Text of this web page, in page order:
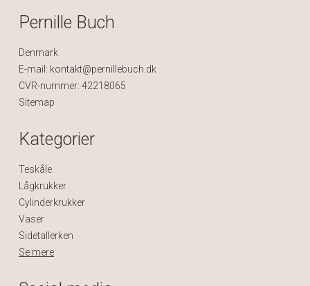
Pernille Buch
Denmark
E-mail : kontakt@pernillebuch.dk
CVR-nummer: 42218065
Sitemap
Kategorier
Teskåle
Lågkrukker
Cylinderkrukker
Vaser
Sidetallerken
Se mere